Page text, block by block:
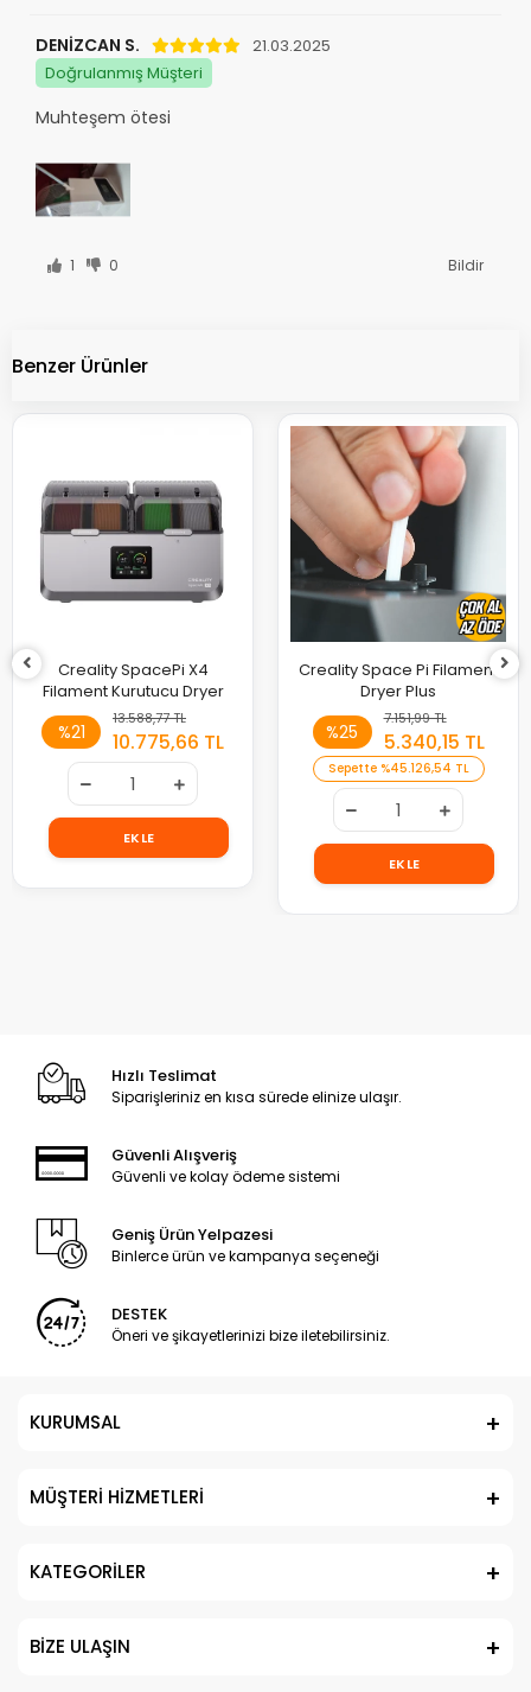
DENİZCAN S.
21.03.2025
Doğrulanmış Müşteri
Muhteşem ötesi
1 0 Bildir
Benzer Ürünler
Creality SpacePi X4
Filament Kurutucu Dryer
%21
13.588,77 TL
10.775,66 TL
EKLE
Creality Space Pi Filament
Dryer Plus
%25
7.151,99 TL
5.340,15 TL
Sepette %45.126,54 TL
EKLE
Hızlı Teslimat
Siparişleriniz en kısa sürede elinize ulaşır.
Güvenli Alışveriş
Güvenli ve kolay ödeme sistemi
Geniş Ürün Yelpazesi
Binlerce ürün ve kampanya seçeneği
DESTEK
Öneri ve şikayetlerinizi bize iletebilirsiniz.
KURUMSAL
MÜŞTERİ HİZMETLERİ
KATEGORİLER
BİZE ULAŞIN